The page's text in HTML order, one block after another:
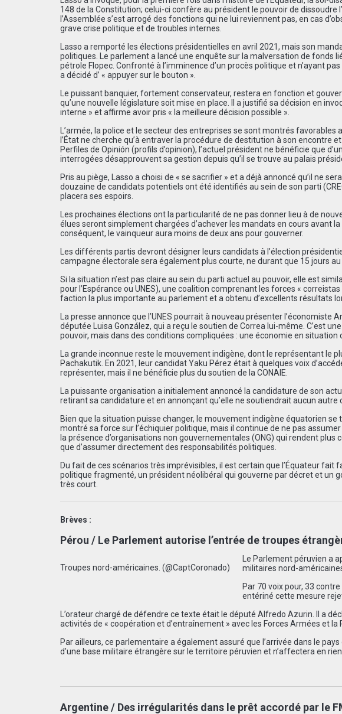
148 de la Constitution; celui-ci confère au président le pouvoir de
l’Assemblée s’est arrogé des fonctions qui ne lui reviennent pas, en cas
grave crise politique et de troubles internes.
Lasso a remporté les élections présidentielles en avril 2021, mais son
politiques. Le parlement a lancé une enquête sur la malversation de fonds
pétrole Flopec. Confronté à l’imminence d’un procès politique et n’ayant
a décidé d’ « appuyer sur le bouton ».
Le puissant banquier, fortement conservateur, restera en fonction et
qu’une nouvelle législature soit mise en place. Il a justifié sa décision en
interne » et affirme avoir pris « la meilleure décision possible ».
L’armée, la police et le secteur des entreprises se sont montrés
l’État ne cherche qu’à entraver la procédure de destitution à son encontre
Perfiles de Opinión (profils d’opinion), l’actuel président ne bénéficie que
interrogées désapprouvent sa gestion depuis qu’il se trouve au palais
Pris au piège, Lasso a choisi de « se sacrifier » et a déjà annoncé qu’il ne
douzaine de candidats potentiels ont été identifiés au sein de son parti
placera ses espoirs.
Les prochaines élections ont la particularité de ne pas donner lieu à de
élues seront simplement chargées d’achever les mandats en cours avant
conséquent, le vainqueur aura moins de deux ans pour gouverner.
Les différents partis devront désigner leurs candidats à l’élection
campagne électorale sera également plus courte, ne durant que 15 jours
Si la situation n’est pas claire au sein du parti actuel au pouvoir, elle est
pour l’Espérance ou UNES), une coalition comprenant les forces «
faction la plus importante au parlement et a obtenu d’excellents résultats
La presse annonce que l’UNES pourrait à nouveau présenter l’économiste
députée Luisa González, qui a reçu le soutien de Correa lui-même. C’est
pouvoir, mais dans des conditions compliquées : une économie en
La grande inconnue reste le mouvement indigène, dont le représentant le
Pachakutik. En 2021, leur candidat Yaku Pérez était à quelques voix
représenter, mais il ne bénéficie plus du soutien de la CONAIE.
La puissante organisation a initialement annoncé la candidature de son
retirant sa candidature et en annonçant qu’elle ne soutiendrait aucun autre
Bien que la situation puisse changer, le mouvement indigène équatorien se
montré sa force sur l’échiquier politique, mais il continue de ne pas
la présence d’organisations non gouvernementales (ONG) qui rendent
que d’assumer directement des responsabilités politiques.
Du fait de ces scénarios très imprévisibles, il est certain que l’Équateur fait
politique fragmenté, un président néolibéral qui gouverne par décret et un
très court.
Brèves :
Pérou / Le Parlement autorise l’entrée de troupes
Troupes nord-américaines. (@CaptCoronado)
Le Parlement péruvien a
militaires nord-
Par 70 voix pour, 33
entériné cette mesure
L’orateur chargé de défendre ce texte était le député Alfredo Azurin. Il a
activités de « coopération et d’entraînement » avec les Forces Armées et la
Par ailleurs, ce parlementaire a également assuré que l’arrivée dans le
d’une base militaire étrangère sur le territoire péruvien et n’affectera en
Argentine / Des irrégularités dans le prêt accordé par le